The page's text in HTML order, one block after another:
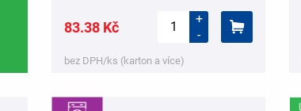
83.38 Kč
+
-
bez DPH/ks (karton a více)